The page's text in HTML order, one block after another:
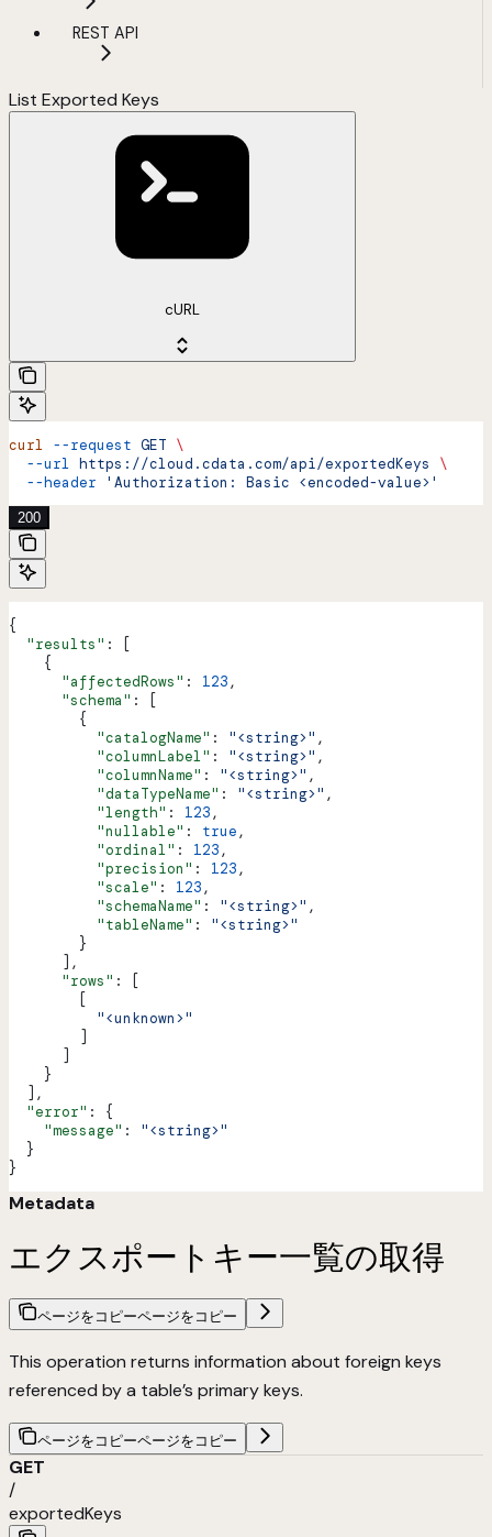
REST API
List Exported Keys
cURL
curl --request GET \
  --url
https://cloud.cdata.com/api/exportedKeys
\
  --header
'Authorization: Basic <encoded-value>'
200
{
  "results"
: [
    {
      "affectedRows"
: 123,
      "schema"
: [
        {
          "catalogName"
: "<string>" ,
          "columnLabel"
: "<string>" ,
          "columnName"
: "<string>" ,
          "dataTypeName"
: "<string>" ,
          "length"
: 123,
          "nullable"
: true,
          "ordinal"
: 123,
          "precision"
: 123,
          "scale"
: 123,
          "schemaName"
: "<string>" ,
          "tableName"
: "<string>"
        }
      ],
      "rows"
: [
        [
          "<unknown>"
        ]
      ]
    }
  ],
  "error"
: {
    "message"
: "<string>"
  }
}
Metadata
エクスポートキー一覧の取得
ページをコピーページをコピー
This operation returns information about foreign keys
referenced by a table’s primary keys.
ページをコピーページをコピー
GET
/
exportedKeys